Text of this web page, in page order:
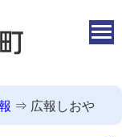
⇒ 広報しおや